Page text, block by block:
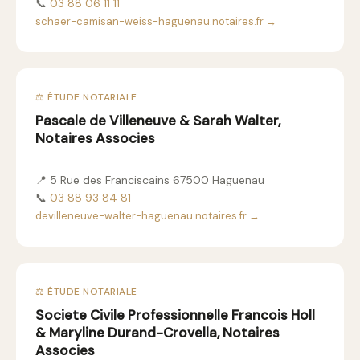
📞 03 88 06 11 11
schaer-camisan-weiss-haguenau.notaires.fr →
⚖️ ÉTUDE NOTARIALE
Pascale de Villeneuve & Sarah Walter,
Notaires Associes
📍 5 Rue des Franciscains 67500 Haguenau
📞 03 88 93 84 81
devilleneuve-walter-haguenau.notaires.fr →
⚖️ ÉTUDE NOTARIALE
Societe Civile Professionnelle Francois Holl
& Maryline Durand-Crovella, Notaires
Associes